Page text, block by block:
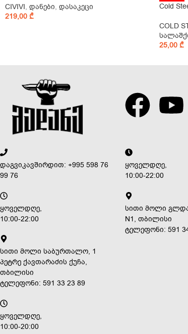
CIVIVI, დანები, დასაკეცი
219,00 ₾
Cold
COLD
25,00 ₾
დაგვიკავშირდით: +995 598 76
99 76
ყოველდღე,
10:00-22:00
სითი მოლი საბურთალო, 1
პეტრე ქავთარაძის ქუჩა,
თბილისი
ტელეფონი: 591 33 23 89
ყოველდღე,
10:00-20:00
ყოველდღე,
10:00-22:00
სითი მოლი
N1, თბილისი
ტელეფონი: 591